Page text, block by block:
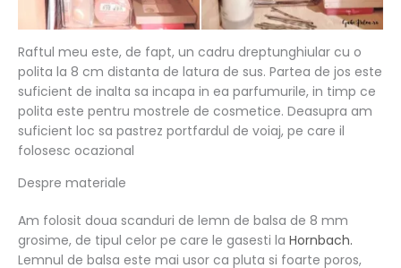
Raftul meu este, de fapt, un cadru dreptunghiular cu o
polita la 8 cm distanta de latura de sus. Partea de jos este
suficient de inalta sa incapa in ea parfumurile, in timp ce
polita este pentru mostrele de cosmetice. Deasupra am
suficient loc sa pastrez portfardul de voiaj, pe care il
folosesc ocazional
Despre materiale
Am folosit doua scanduri de lemn de balsa de 8 mm
grosime, de tipul celor pe care le gasesti la Hornbach.
Lemnul de balsa este mai usor ca pluta si foarte poros,